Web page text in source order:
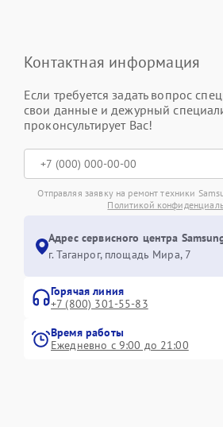
Контактная информация
Если требуется задать вопрос
свои данные и дежурный
проконсультирует Вас!
Отправляя заявку на ремонт техники
Политикой
Адрес сервисного центра
г. Таганрог, площадь Мира, 7
Горячая линия
+7 (800) 301-55-83
Время работы
Ежедневно с 9:00 до 21:00